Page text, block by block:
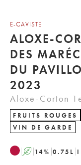
E-CAVISTE
ALOXE-
DES
DU
2023
Aloxe-Corton
FRUITS ROUGES
VIN DE GARDE
A 14% 0.75 L